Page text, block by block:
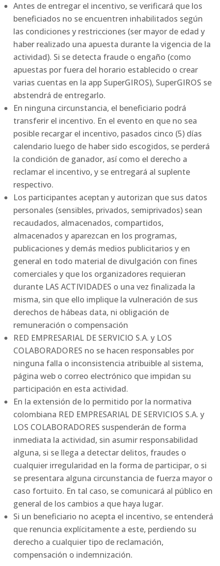
Antes de entregar el incentivo, se verificará que los
beneficiados no se encuentren inhabilitados según
las condiciones y restricciones (ser mayor de edad y
haber realizado una apuesta durante la vigencia de la
actividad). Si se detecta fraude o engaño (como
apuestas por fuera del horario establecido o crear
varias cuentas en la app SuperGIROS), SuperGIROS se
abstendrá de entregarlo.
En ninguna circunstancia, el beneficiario podrá
transferir el incentivo. En el evento en que no sea
posible recargar el incentivo, pasados cinco (5) días
calendario luego de haber sido escogidos, se perderá
la condición de ganador, así como el derecho a
reclamar el incentivo, y se entregará al suplente
respectivo.
Los participantes aceptan y autorizan que sus datos
personales (sensibles, privados, semiprivados) sean
recaudados, almacenados, compartidos,
almacenados y aparezcan en los programas,
publicaciones y demás medios publicitarios y en
general en todo material de divulgación con fines
comerciales y que los organizadores requieran
durante LAS ACTIVIDADES o una vez finalizada la
misma, sin que ello implique la vulneración de sus
derechos de hábeas data, ni obligación de
remuneración o compensación
RED EMPRESARIAL DE SERVICIO S.A. y LOS
COLABORADORES no se hacen responsables por
ninguna falla o inconsistencia atribuible al sistema,
página web o correo electrónico que impidan su
participación en esta actividad.
En la extensión de lo permitido por la normativa
colombiana RED EMPRESARIAL DE SERVICIOS S.A. y
LOS COLABORADORES suspenderán de forma
inmediata la actividad, sin asumir responsabilidad
alguna, si se llega a detectar delitos, fraudes o
cualquier irregularidad en la forma de participar, o si
se presentara alguna circunstancia de fuerza mayor o
caso fortuito. En tal caso, se comunicará al público en
general de los cambios a que haya lugar.
Si un beneficiario no acepta el incentivo, se entenderá
que renuncia explícitamente a este, perdiendo su
derecho a cualquier tipo de reclamación,
compensación o indemnización.